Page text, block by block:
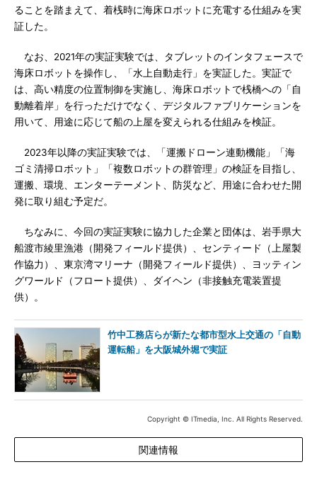
ることを踏まえて、着桟時に海床ロボットに充電する仕組みを実
証した。
なお、2021年の実証実験では、タブレットのインタフェースで
海床ロボットを操作し、「水上自動走行」を実証した。実証で
は、高い精度の位置制御を実施し、海床ロボットで桟橋への「自
動離着岸」を行っただけでなく、デジタルファブリケーションを
用いて、用途に応じて船の上屋を変えられる仕組みを検証。
2023年以降の実証実験では、「運搬ドローン連動機能」「海
ゴミ清掃ロボット」「複数ロボットの群管理」の検証を目指し、
運搬、環境、エンターテーメント、防災など、用途に合わせた開
発に取り組む予定だ。
ちなみに、今回の実証実験に協力した企業と団体は、岩手県大
船渡市綾里漁港（開発フィールド提供）、センティード（上屋製
作協力）、東京湾マリーナ（開発フィールド提供）、ヨッティン
グワールド（フロート提供）、ダイヘン（非接触充電装置提
供）。
竹中工務店らが新たな都市型水上交通の「自動
運転船」を大阪城外堀で実証
Copyright © ITmedia, Inc. All Rights Reserved.
関連情報